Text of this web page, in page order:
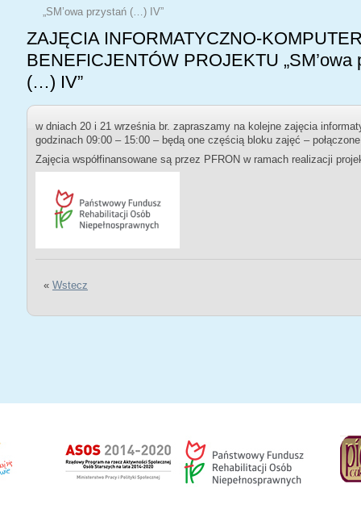
„SM’owa przystań (…) IV”
ZAJĘCIA INFORMATYCZNO-
BENEFICJENTÓW PROJEKTU „SM’owa
(…) IV”
w dniach 20 i 21 września br. zapraszamy na kolejne zajęcia
godzinach 09:00 – 15:00 – będą one częścią bloku zajęć –
Zajęcia współfinansowane są przez PFRON w ramach realizacji
« Wstecz